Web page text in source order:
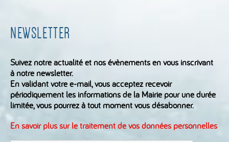
NEWSLETTER
Suivez notre actualité et nos évènements en vous inscrivant
à notre newsletter.
En validant votre e-mail, vous acceptez recevoir
périodiquement les informations de la Mairie pour une durée
limitée, vous pourrez à tout moment vous désabonner.
En savoir plus sur le traitement de vos données personnelles